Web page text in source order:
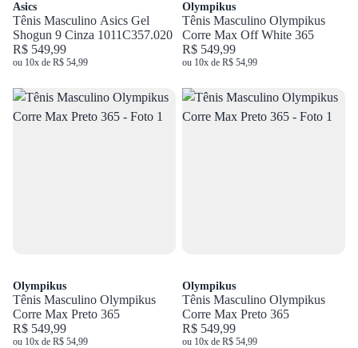
Asics
Tênis Masculino Asics Gel
Shogun 9 Cinza 1011C357.020
R$ 549,99
ou 10x de R$ 54,99
Olympikus
Tênis Masculino Olympikus
Corre Max Off White 365
R$ 549,99
ou 10x de R$ 54,99
Olympikus
Tênis Masculino Olympikus
Corre Max Preto 365
R$ 549,99
ou 10x de R$ 54,99
Olympikus
Tênis Masculino Olympikus
Corre Max Preto 365
R$ 549,99
ou 10x de R$ 54,99